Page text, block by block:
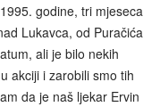
godine, tri mjeseca
Lukavca, od Puračića
ali je bilo nekih
akciji i zarobili smo tih
da je naš ljekar Ervin